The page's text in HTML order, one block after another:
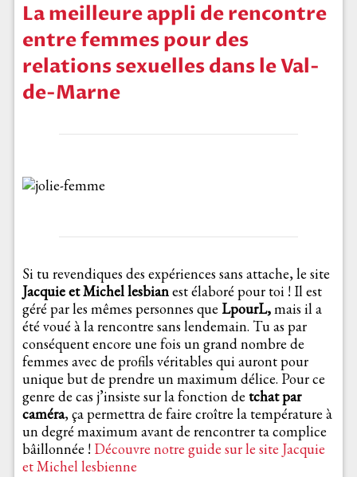
La meilleure appli de rencontre
entre femmes pour des
relations sexuelles dans le Val-
de-Marne
Si tu revendiques des expériences sans attache, le site
Jacquie et Michel lesbianest élaboré pour toi ! Il est
géré par les mêmes personnes que LpourL,mais il a
été voué à la rencontre sans lendemain. Tu as par
conséquent encore une fois un grand nombre de
femmes avec de profils véritables qui auront pour
unique but de prendre un maximum délice. Pour ce
genre de cas j’insiste sur la fonction de tchat par
caméra, ça permettra de faire croître la température à
un degré maximum avant de rencontrer ta complice
bâillonnée ! Découvre notre guide sur le site Jacquie
et Michel lesbienne